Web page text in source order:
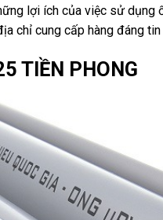
lợi ích của việc sử dụng
chỉ cung cấp hàng đáng tin
TIỀN PHONG